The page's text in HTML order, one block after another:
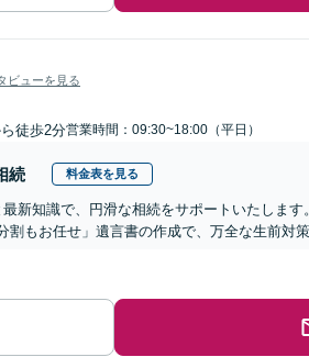
ビューを見る
徒歩2分営業時間：09:30~18:00（平日）
続 料金表を見る
最新知識で、円滑な相続をサポートいたしま
割もお任せ」遺言書の作成で、万全な生前対